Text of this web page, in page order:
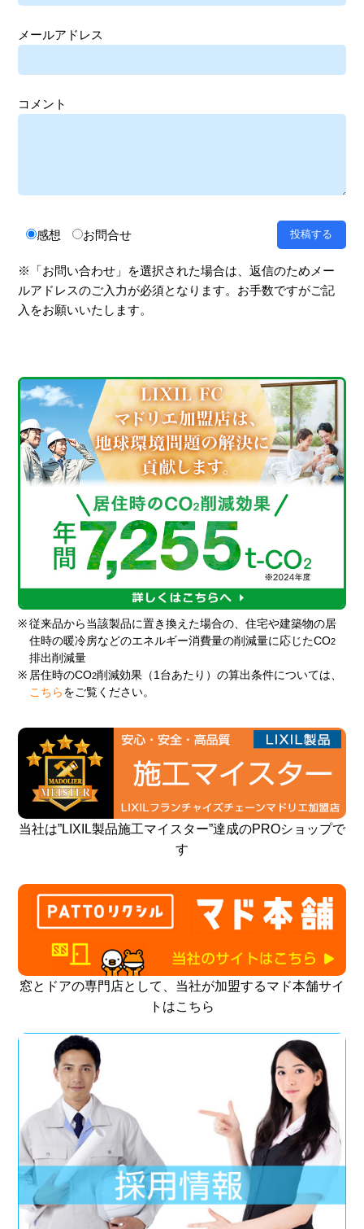
メールアドレス
コメント
感想 お問合せ
※「お問い合わせ」を選択された場合は、返信のためメー
ルアドレスのご入力が必須となります。お手数ですがご記
入をお願いいたします。
※ 従来品から当該製品に置き換えた場合の、住宅や建築物の居
住時の暖冷房などのエネルギー消費量の削減量に応じたCO2
排出削減量
※ 居住時のCO2削減効果（1台あたり）の算出条件については、
こちら をご覧ください。
当社は”LIXIL製品施工マイスター”達成のPROショップで
す
窓とドアの専門店として、当社が加盟するマド本舗サイ
トはこちら